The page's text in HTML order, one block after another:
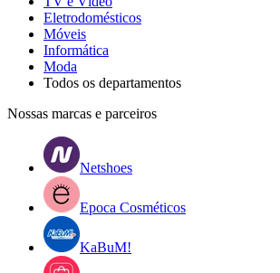
Eletrodomésticos
Móveis
Informática
Moda
Todos os departamentos
Nossas marcas e parceiros
Netshoes
Epoca Cosméticos
KaBuM!